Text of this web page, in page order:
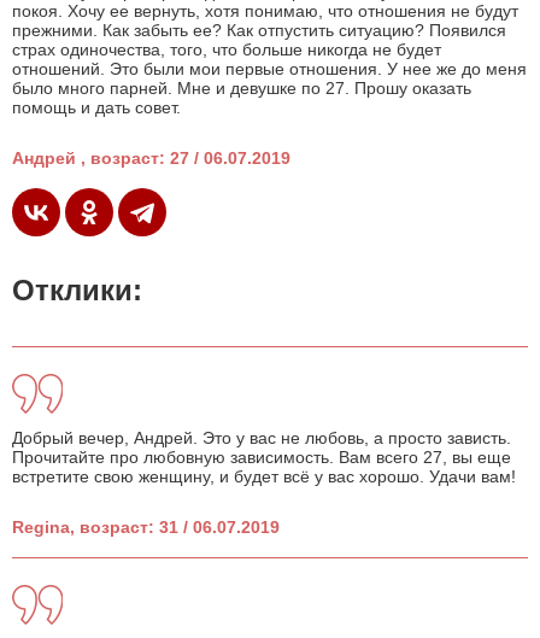
покоя. Хочу ее вернуть, хотя понимаю, что отношения не будут
прежними. Как забыть ее? Как отпустить ситуацию? Появился
страх одиночества, того, что больше никогда не будет
отношений. Это были мои первые отношения. У нее же до меня
было много парней. Мне и девушке по 27. Прошу оказать
помощь и дать совет.
Андрей , возраст: 27 / 06.07.2019
Отклики:
Добрый вечер, Андрей. Это у вас не любовь, а просто зависть.
Прочитайте про любовную зависимость. Вам всего 27, вы еще
встретите свою женщину, и будет всё у вас хорошо. Удачи вам!
Regina, возраст: 31 / 06.07.2019